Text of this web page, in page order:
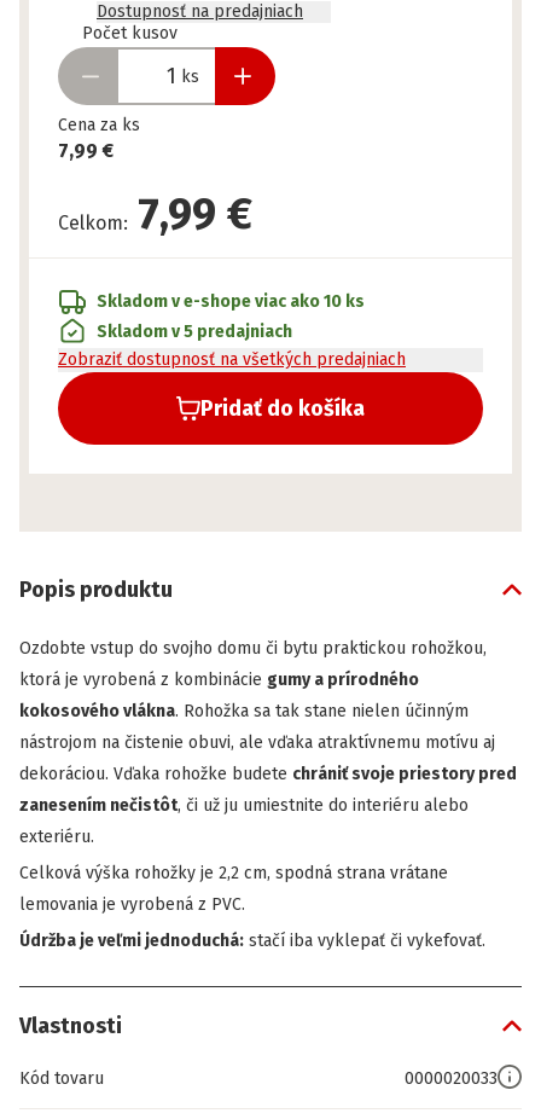
Dostupnosť na predajniach
Počet kusov
ks
Pripravené
Cena za ks
7,99 €
Celkom: 7,99 €
Pridať do košíka
Skladom v e-shopeviac ako 10 ks
Skladom v 5 predajniach
Zobraziť dostupnosť na všetkých predajniach
Popis produktu
Ozdobte vstup do svojho domu či bytu praktickou rohožkou,
ktorá je vyrobená z kombinácie gumy a prírodného
kokosového vlákna. Rohožka sa tak stane nielen účinným
nástrojom na čistenie obuvi, ale vďaka atraktívnemu motívu aj
dekoráciou. Vďaka rohožke budete chrániť svoje priestory pred
zanesením nečistôt, či už ju umiestnite do interiéru alebo
exteriéru.
Celková výška rohožky je 2,2 cm, spodná strana vrátane
lemovania je vyrobená z PVC.
Údržba je veľmi jednoduchá: stačí iba vyklepať či vykefovať.
Vlastnosti
Kód tovaru 0000020033